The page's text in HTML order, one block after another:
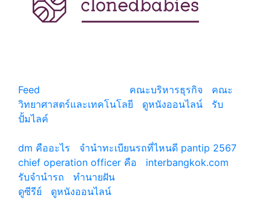
Feed
คณะบริหารธุรกิจ
คณะ
วิทยาศาสตร์และเทคโนโลยี
ดูหนังออนไลน์
รับ
ปั้มไลค์
dm คืออะไร
จํานําทะเบียนรถที่ไหนดี pantip 2567
chief operation officer คือ
interbangkok.com
รับจํานํารถ
ทํานายฝัน
ดูซีรีย์
ดูหนังออนไลน์